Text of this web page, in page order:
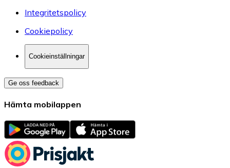
Integritetspolicy
Cookiepolicy
Cookieinställningar
Ge oss feedback
Hämta mobilappen